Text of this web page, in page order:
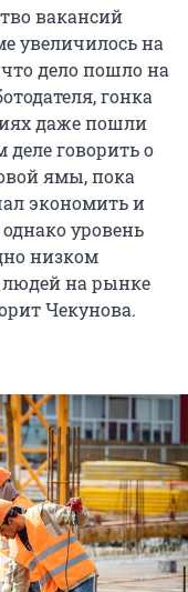
вакансий
увеличилось на
дело пошло на
гонка
даже пошли
говорить о
ямы, пока
экономить и
уровень
низком
людей на рынке
Чекунова.